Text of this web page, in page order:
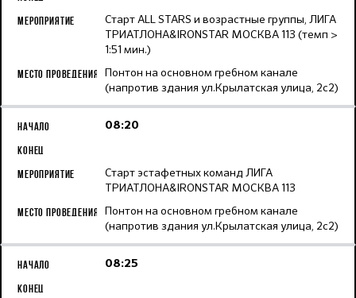
Старт ALL STARS и возрастные группы, ЛИГА
ТРИАТЛОНА&IRONSTAR МОСКВА 113 (темп >
1:51 мин.)
Понтон на основном гребном канале
(напротив здания ул.Крылатская улица, 2с2)
08:20
Старт эстафетных команд ЛИГА
ТРИАТЛОНА&IRONSTAR МОСКВА 113
Понтон на основном гребном канале
(напротив здания ул.Крылатская улица, 2с2)
08:25